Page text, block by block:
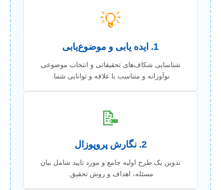
💡
1. ایده یابی و موضوع‌یابی
شناسایی شکاف‌های تحقیقاتی و انتخاب موضوعی
نوآورانه و متناسب با علاقه و توانایی شما.
📝
2. نگارش پروپوزال
تدوین یک طرح اولیه جامع و مورد تایید شامل بیان
مسئله، اهداف و روش تحقیق.